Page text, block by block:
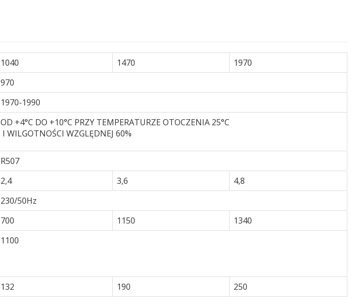
1040 1470
1970
970
1970-1990
OD +4°C DO +10°C PRZY TEMPERATURZE OTOCZENIA 25°C
I WILGOTNOŚCI WZGLĘDNEJ 60%
R507
2,4 3,6
4,8
230/50Hz
700 1150
1340
1100
132 190 250